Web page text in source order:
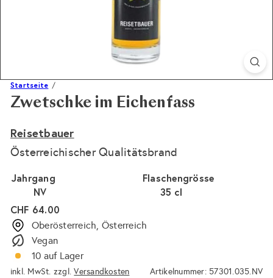
Startseite
Zwetschke im Eichenfass
Reisetbauer
Österreichischer Qualitätsbrand
Flaschengrösse
35 cl
Jahrgang
NV
Normaler
Preis
CHF 64.00
Oberösterreich, Österreich
Vegan
10 auf Lager
inkl. MwSt. zzgl.Versandkosten Artikelnummer: 57301.035.NV